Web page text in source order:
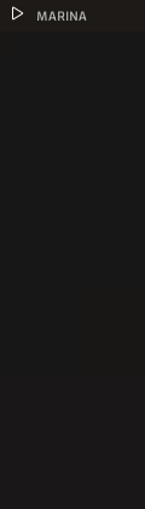
MARINA